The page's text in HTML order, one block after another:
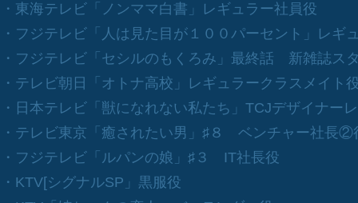
​・東海テレビ「ノンママ白書」レギュラー社員役
・フジテレビ「人は見た目が１００パーセント」レギ
・フジテレビ「セシルのもくろみ」最終話 新雑誌ス
・テレビ朝日「オトナ高校」レギュラークラスメイト
・日本テレビ「獣になれない私たち」TCJデザイナー
・テレビ東京「癒されたい男」♯８ ベンチャー社長②
​・フジテレビ「ルパンの娘」♯３ IT社長役
​・KTV[シグナルSP」黒服役